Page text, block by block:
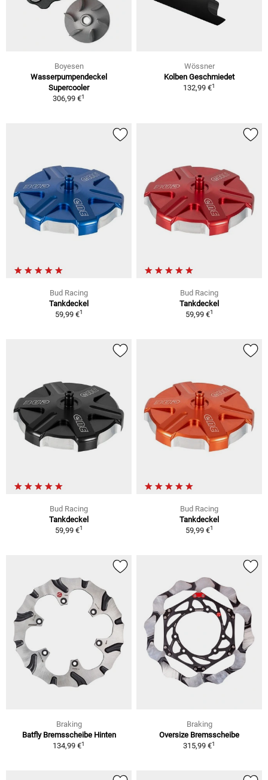
Boyesen
Wasserpumpendeckel
Supercooler
306,99 €1
Wössner
Kolben Geschmiedet
132,99 €1
Bud Racing
Tankdeckel
59,99 €1
Bud Racing
Tankdeckel
59,99 €1
Bud Racing
Tankdeckel
59,99 €1
Bud Racing
Tankdeckel
59,99 €1
Braking
Batfly Bremsscheibe Hinten
134,99 €1
Braking
Oversize Bremsscheibe
315,99 €1